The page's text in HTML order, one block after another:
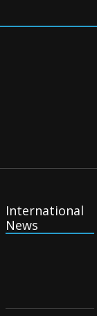
(Tiếng Việt) VinFast
phát nổ tại một nhà
theo truyền thông
Tuesday August 4th,
International
News